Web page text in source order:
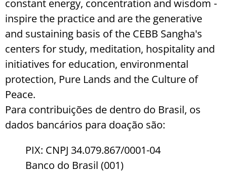
constant energy, concentration and wisdom -
inspire the practice and are the generative
and sustaining basis of the CEBB Sangha's
centers for study, meditation, hospitality and
initiatives for education, environmental
protection, Pure Lands and the Culture of
Peace.
Para contribuições de dentro do Brasil, os
dados bancários para doação são:
PIX: CNPJ 34.079.867/0001-04
Banco do Brasil (001)